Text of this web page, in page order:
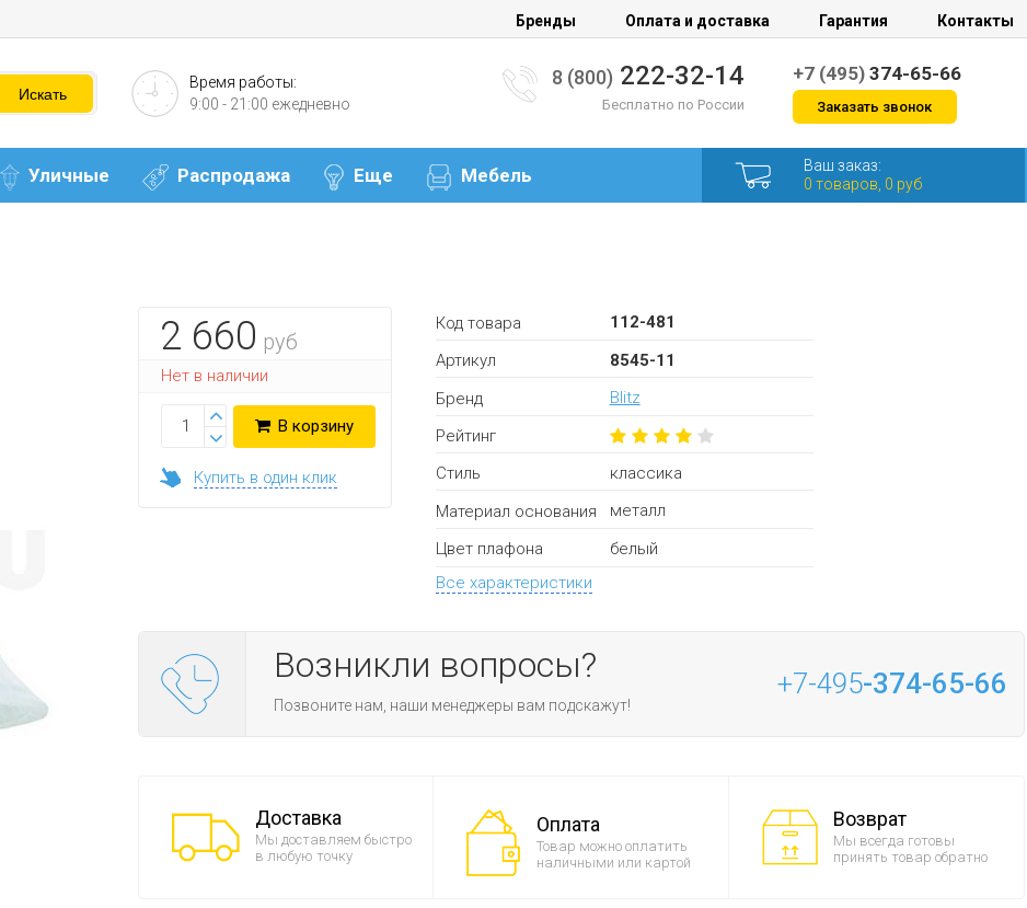
Бренды Оплата и доставка Гарантия Контакты
Время работы:
9:00 - 21:00 ежедневно
8 (800) 222-32-14
Бесплатно по России
+7 (495)374-65-66
Заказать звонок
Уличные Распродажа Еще Мебель
Ваш заказ:
0 товаров, 0 руб
2 660 руб
Нет в наличии
В корзину
Купить в один клик
Код товара
112-481
Артикул
8545-11
Бренд
Blitz
Рейтинг
Стиль
классика
Материал основания
металл
Цвет плафона
белый
Все характеристики
Возникли вопросы?
Позвоните нам, наши менеджеры вам подскажут!
+7-495-374-65-66
Доставка
Мы доставляем быстро
в любую точку
Оплата
Товар можно оплатить
наличными или картой
Возврат
Мы всегда готовы
принять товар обратно